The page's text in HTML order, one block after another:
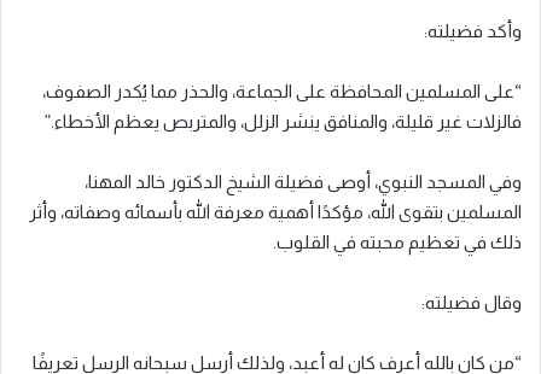
وأكد فضيلته:
“على المسلمين المحافظة على الجماعة، والحذر مما يُكدر الصفوف،
فالزلات غير قليلة، والمنافق ينشر الزلل، والمتربص يعظم الأخطاء.”
وفي المسجد النبوي، أوصى فضيلة الشيخ الدكتور خالد المهنا،
المسلمين بتقوى الله، مؤكدًا أهمية معرفة الله بأسمائه وصفاته، وأثر
ذلك في تعظيم محبته في القلوب.
وقال فضيلته:
“من كان بالله أعرف كان له أعبد، ولذلك أرسل سبحانه الرسل تعريفًا